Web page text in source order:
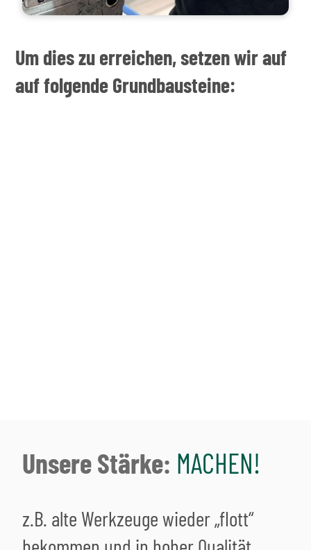
Um dies zu erreichen, setzen wir auf
auf folgende Grundbausteine:
Unsere Stärke: MACHEN!
z.B. alte Werkzeuge wieder „flott“